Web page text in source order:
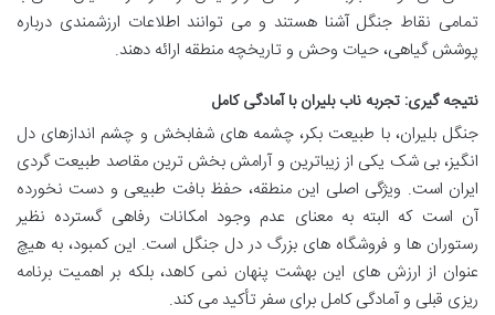
تمامی نقاط جنگل آشنا هستند و می توانند اطلاعات ارزشمندی درباره
پوشش گیاهی، حیات وحش و تاریخچه منطقه ارائه دهند.
نتیجه گیری: تجربه ناب بلیران با آمادگی کامل
جنگل بلیران، با طبیعت بکر، چشمه های شفابخش و چشم اندازهای دل
انگیز، بی شک یکی از زیباترین و آرامش بخش ترین مقاصد طبیعت گردی
ایران است. ویژگی اصلی این منطقه، حفظ بافت طبیعی و دست نخورده
آن است که البته به معنای عدم وجود امکانات رفاهی گسترده نظیر
رستوران ها و فروشگاه های بزرگ در دل جنگل است. این کمبود، به هیچ
عنوان از ارزش های این بهشت پنهان نمی کاهد، بلکه بر اهمیت برنامه
ریزی قبلی و آمادگی کامل برای سفر تأکید می کند.